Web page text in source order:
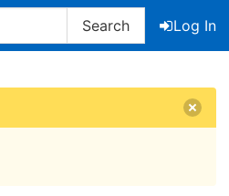
Search
Log In